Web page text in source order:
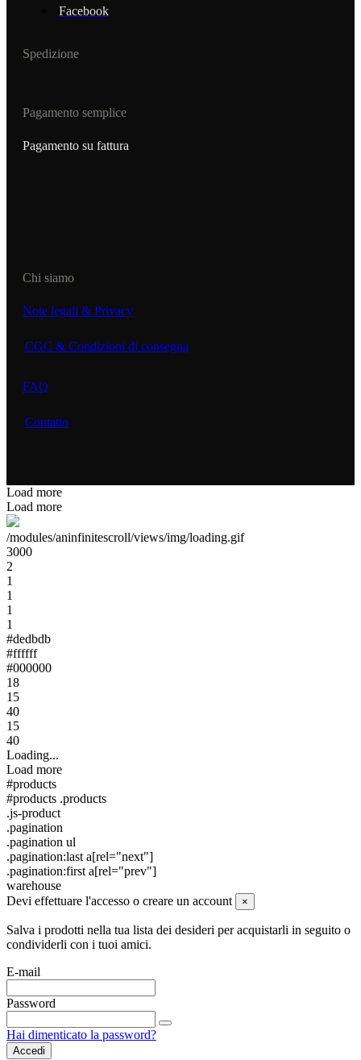
Facebook
Spedizione
Pagamento semplice
Pagamento su fattura
Chi siamo
Note legali & Privacy
CGC & Condizioni di consegna
FAQ
Contatto
Load more
Load more
/modules/aninfinitescroll/views/img/loading.gif
3000
2
1
1
1
1
#dedbdb
#ffffff
#000000
18
15
40
15
40
Loading...
Load more
#products
#products .products
.js-product
.pagination
.pagination ul
.pagination:last a[rel="next"]
.pagination:first a[rel="prev"]
warehouse
Devi effettuare l'accesso o creare un account
×
Salva i prodotti nella tua lista dei desideri per acquistarli in seguito o
condividerli con i tuoi amici.
E-mail
Password
Hai dimenticato la password?
Accedi